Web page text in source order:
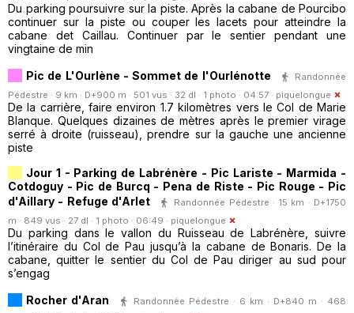
Du parking poursuivre sur la piste. Après la cabane de Pourcibo
continuer sur la piste ou couper les lacets pour atteindre la
cabane det Caillau. Continuer par le sentier pendant une
vingtaine de min
Pic de L'Ourlène - Sommet de l'Ourlénotte
Randonnée
Pédestre · 9 km · D+900 m · 501 vus · 32 dl · 1 photo · 04:57 · piquelongue
De la carrière, faire environ 1.7 kilomètres vers le Col de Marie
Blanque. Quelques dizaines de mètres après le premier virage
serré à droite (ruisseau), prendre sur la gauche une ancienne
piste
Jour 1 - Parking de Labrénère - Pic Lariste - Marmida -
Cotdoguy - Pic de Burcq - Pena de Riste - Pic Rouge - Pic
d'Aillary - Refuge d'Arlet
Randonnée Pédestre · 15 km · D+1750
m · 849 vus · 27 dl · 1 photo · 06:49 · piquelongue
Du parking dans le vallon du Ruisseau de Labrénère, suivre
l’itinéraire du Col de Pau jusqu’à la cabane de Bonaris. De la
cabane, quitter le sentier du Col de Pau diriger au sud pour
s’engag
Rocher d'Aran
Randonnée Pédestre · 6 km · D+840 m · 468